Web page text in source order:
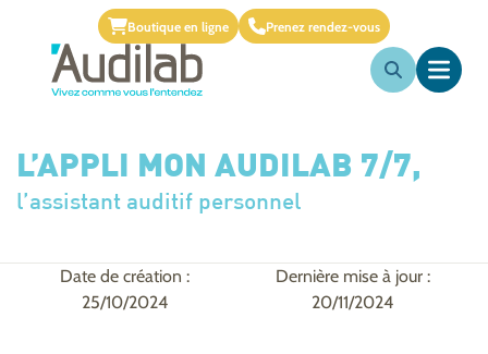
Boutique en ligne Prenez rendez-vous
L’APPLI MON AUDILAB 7/7,
l’assistant auditif personnel
Date de création :
25/10/2024
Dernière mise à jour :
20/11/2024